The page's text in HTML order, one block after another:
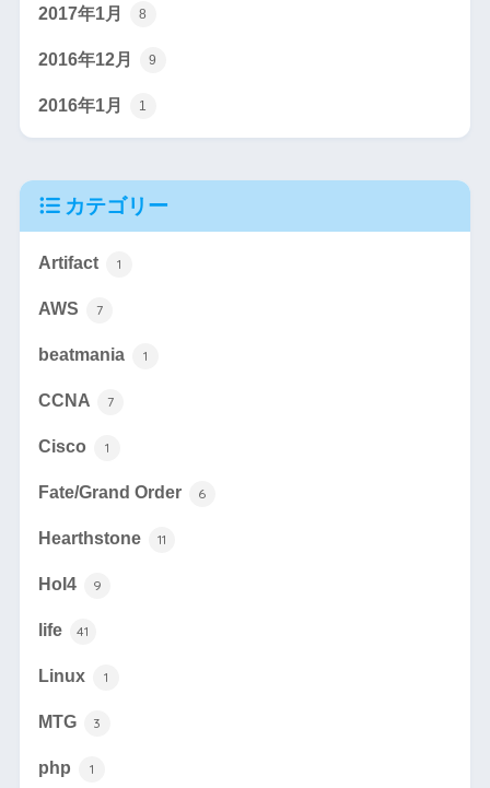
2017年1月 8
2016年12月 9
2016年1月 1
カテゴリー
Artifact 1
AWS 7
beatmania 1
CCNA 7
Cisco 1
Fate/Grand Order 6
Hearthstone 11
HoI4 9
life 41
Linux 1
MTG 3
php 1